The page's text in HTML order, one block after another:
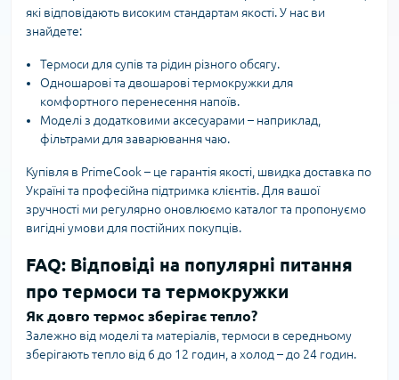
які відповідають високим стандартам якості. У нас ви
знайдете:
Термоси для супів та рідин різного обсягу.
Одношарові та двошарові термокружки для
комфортного перенесення напоїв.
Моделі з додатковими аксесуарами – наприклад,
фільтрами для заварювання чаю.
Купівля в PrimeCook – це гарантія якості, швидка доставка по
Україні та професійна підтримка клієнтів. Для вашої
зручності ми регулярно оновлюємо каталог та пропонуємо
вигідні умови для постійних покупців.
FAQ: Відповіді на популярні питання
про термоси та термокружки
Як довго термос зберігає тепло?
Залежно від моделі та матеріалів, термоси в середньому
зберігають тепло від 6 до 12 годин, а холод – до 24 годин.